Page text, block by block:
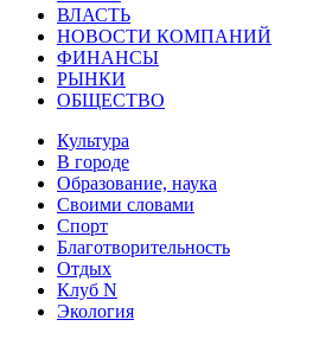
ВЛАСТЬ
НОВОСТИ КОМПАНИЙ
ФИНАНСЫ
РЫНКИ
ОБЩЕСТВО
Культура
В городе
Образование, наука
Своими словами
Спорт
Благотворительность
Отдых
Клуб N
Экология